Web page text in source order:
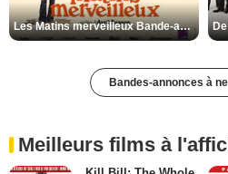
Les Matins merveilleux Bande-annonce VF
Bandes-annonces à
Meilleurs films à